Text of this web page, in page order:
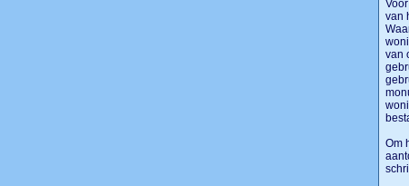
van
van
Om